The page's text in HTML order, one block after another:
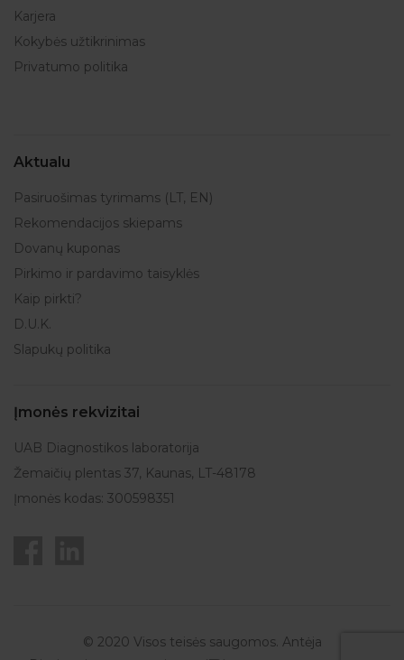
Karjera
Kokybės užtikrinimas
Privatumo politika
Aktualu
Pasiruošimas tyrimams (LT, EN)
Rekomendacijos skiepams
Dovanų kuponas
Pirkimo ir pardavimo taisyklės
Kaip pirkti?
D.U.K.
Slapukų politika
Įmonės rekvizitai
UAB Diagnostikos laboratorija
Žemaičių plentas 37, Kaunas, LT-48178
Įmonės kodas: 300598351
© 2020 Visos teisės saugomos. Antėja